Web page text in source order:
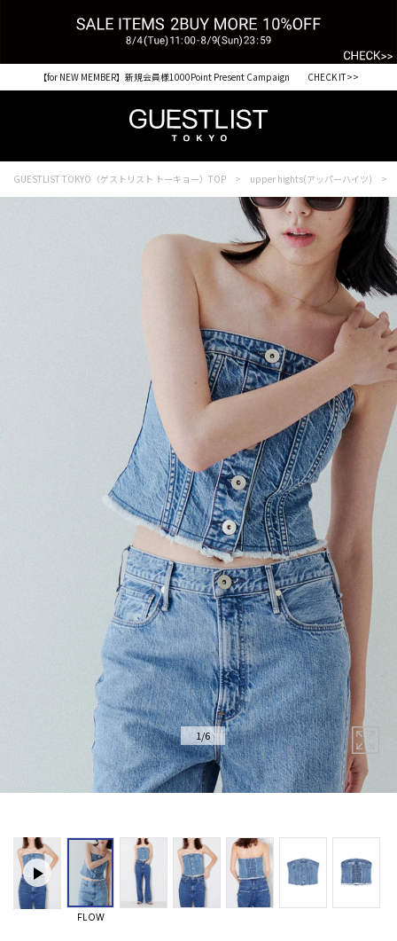
【for NEW MEMBER】新規会員様1000Point Present Campaign CHECK IT>>
GUESTLIST TOKYO（ゲストリスト トーキョー）TOP upper hights(アッパーハイツ)
1/6
FLOW